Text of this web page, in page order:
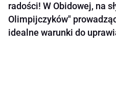
radości! W Obidowej, na
Olimpijczyków"
idealne warunki do